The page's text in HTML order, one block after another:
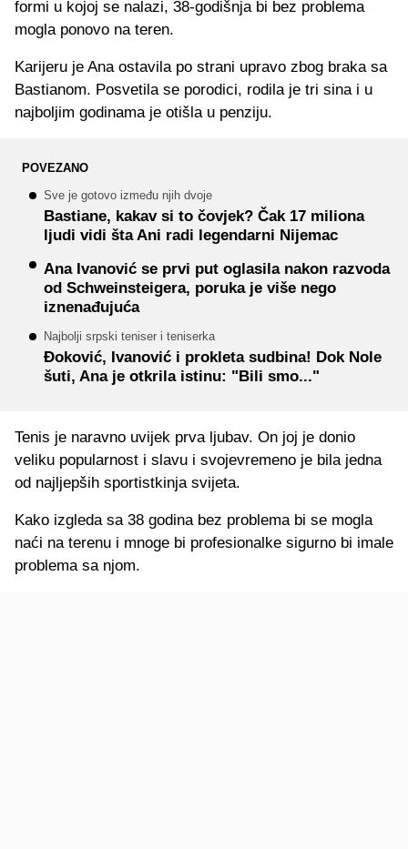
formi u kojoj se nalazi, 38-godišnja bi bez problema
mogla ponovo na teren.
Karijeru je Ana ostavila po strani upravo zbog braka sa
Bastianom. Posvetila se porodici, rodila je tri sina i u
najboljim godinama je otišla u penziju.
POVEZANO
Sve je gotovo između njih dvoje
Bastiane, kakav si to čovjek? Čak 17 miliona
ljudi vidi šta Ani radi legendarni Nijemac
Ana Ivanović se prvi put oglasila nakon razvoda
od Schweinsteigera, poruka je više nego
iznenađujuća
Najbolji srpski teniser i teniserka
Đoković, Ivanović i prokleta sudbina! Dok Nole
šuti, Ana je otkrila istinu: "Bili smo..."
Tenis je naravno uvijek prva ljubav. On joj je donio
veliku popularnost i slavu i svojevremeno je bila jedna
od najljepših sportistkinja svijeta.
Kako izgleda sa 38 godina bez problema bi se mogla
naći na terenu i mnoge bi profesionalke sigurno bi imale
problema sa njom.